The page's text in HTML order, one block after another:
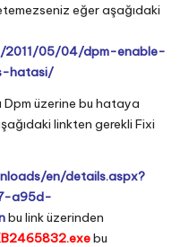
eğer aşağıdaki
2011/05/04/dpm-enable-
hatasi/
üzerine bu hataya
linkten gerekli Fixi
en/details.aspx?
a95d-
bu link üzerinden
bu